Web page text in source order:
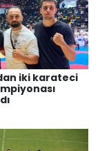
iki karateci